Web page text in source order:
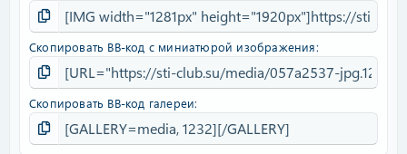
Скопировать BB-код с миниатюрой изображения
Скопировать BB-код галереи